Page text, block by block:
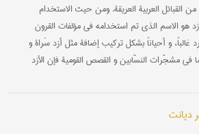
القبائل العربية العريقة. ومن حيث الاستخدام
هو الاسم الذي تم استخدامه في مؤلفات القرون
غالباً، و أحياناً بشكل تركيب إضافة مثل أزد سَراة و
في مشجّرات النسّابين و القصص القومية فإن الأزد
دیانت